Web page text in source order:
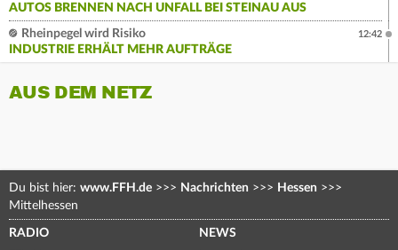
AUTOS BRENNEN NACH UNFALL BEI STEINAU AUS
Rheinpegel wird Risiko
INDUSTRIE ERHÄLT MEHR AUFTRÄGE
12:42
AUS DEM NETZ
Du bist hier: www.FFH.de >>> Nachrichten >>> Hessen >>>
Mittelhessen
RADIO NEWS